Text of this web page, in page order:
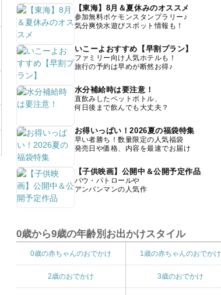
【東海】8月＆夏休みのオススメ
参加無料ポケモンスタンプラリー♪
気分爽快水遊びスポット情報も！
いこーよおすすめ【早割プラン】
ファミリー向け人気ホテルも！
旅行の予約は早めが断然お得♪
水分補給時は要注意！
直飲みしたペットボトル、
何日後まで飲んでも大丈夫？
お得いっぱい！2026夏の福袋特集
早い者勝ち！数量限定の人気福袋
発売日や価格、内容を最速でお届け
【子供映画】公開中＆公開予定作品
パウ・パトロールや
アンパンマンの人気作
0歳から9歳の年齢別お出かけスタイル
0歳の赤ちゃんのおでかけ 1歳の赤ちゃんのおでかけ
2歳のおでかけ 3歳のおでかけ